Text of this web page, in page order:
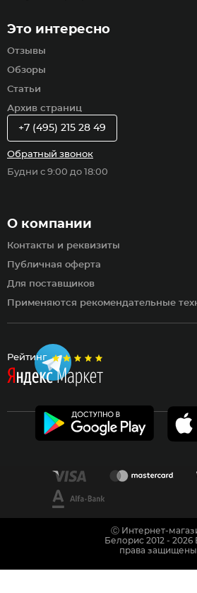
Рейтинг
Это интересно
Отзывы
Обзоры
Статьи
Архив страниц
О компании
Контакты и реквизиты
Публичная оферта
Для поставщиков
Применяются рекомендательные
+7 (495) 215 28 49
Обратный звонок
Будни с 9:00 до 18:00
Ⓒ Интернет-
Белорис 2012 - 2026
права защищены